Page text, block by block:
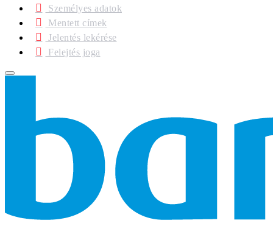
Személyes adatok
Mentett címek
Jelentés lekérése
Felejtés joga